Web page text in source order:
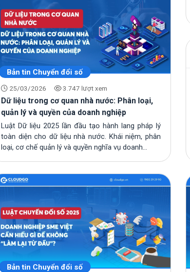
Bản tin Chuyển đổi số
25/03/2026 3.747 lượt xem
Dữ liệu trong cơ quan nhà nước: Phân loại,
quản lý và quyền của doanh nghiệp
Luật Dữ liệu 2025 lần đầu tạo hành lang pháp lý
toàn diện cho dữ liệu nhà nước. Khái niệm, phân
loại, cơ chế quản lý và quyền nghĩa vụ doanh...
Bản tin Chuyển đổi số